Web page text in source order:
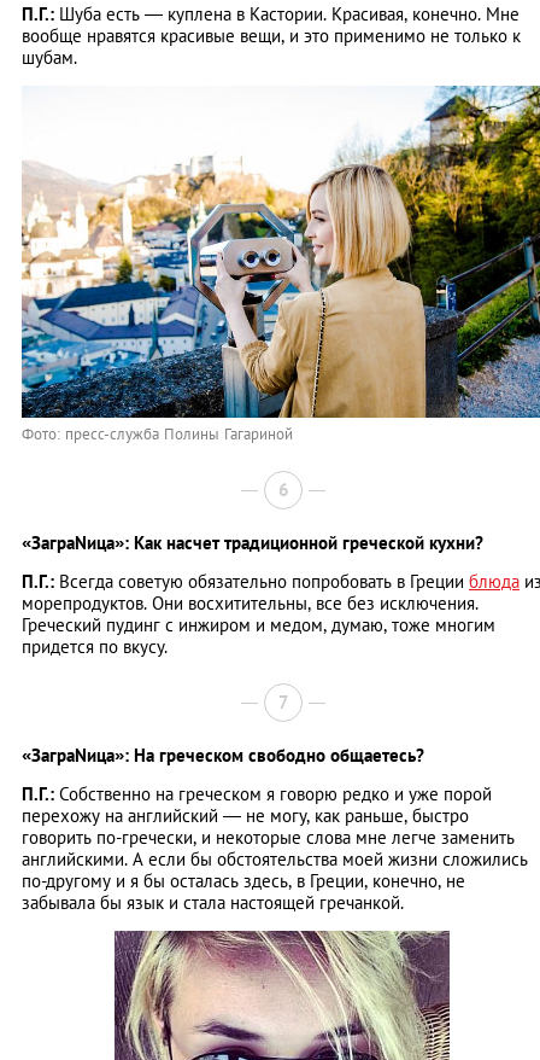
П.Г.: Шуба есть — куплена в Кастории. Красивая, конечно. Мне
вообще нравятся красивые вещи, и это применимо не только к
шубам.
Фото: пресс-служба Полины Гагариной
6
«ЗаграNица»: Как насчет традиционной греческой кухни?
П.Г.: Всегда советую обязательно попробовать в Греции блюда
морепродуктов. Они восхитительны, все без исключения.
Греческий пудинг с инжиром и медом, думаю, тоже многим
придется по вкусу.
7
«ЗаграNица»: На греческом свободно общаетесь?
П.Г.: Собственно на греческом я говорю редко и уже порой
перехожу на английский — не могу, как раньше, быстро
говорить по-гречески, и некоторые слова мне легче заменить
английскими. А если бы обстоятельства моей жизни сложились
по-другому и я бы осталась здесь, в Греции, конечно, не
забывала бы язык и стала настоящей гречанкой.